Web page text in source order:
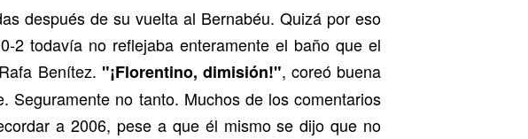
después de su vuelta al Bernabéu. Quizá por eso
2 todavía no reflejaba enteramente el baño que el
Benítez. "¡Florentino, dimisión!", coreó buena
Seguramente no tanto. Muchos de los comentarios
a 2006, pese a que él mismo se dijo que no